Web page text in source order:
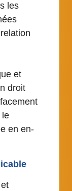
les
et
droit
le
en en-